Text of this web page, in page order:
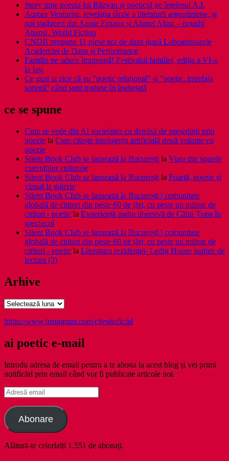
Story time poezia lui Răzvan și poeticul pe înțelesul A.I.
Aurora Venturini, revelația târzie a literaturii argentiniene, și
noi traduceri din Annie Ernaux și Ahmet Altan – noutăți
Anansi. World Fiction
CNDB propune 11 piese noi de dans după Laboaratoarele
Academiei de Dans și Performance
Familia ne aduce împreună! Festivalul familiei, ediția a VI-a,
la Iași
Ce gust ai zice că au ”poetic relațional” și ”poetic. interfața
sonoră” când sunt traduse în înghețată
ce se spune
Cum se vede din AI societatea cu demisii de președinți prin
poezie la Cum citește inteligența artificială două volume cu
poezie
Silent Book Club se lansează la București la Viaţa din spatele
execuţiilor culturale
Silent Book Club se lansează la București la Foarţă, poezie şi
vizual la galerie
Silent Book Club se lansează la București | comunitate
globală de cititori din peste 60 de țări, cu peste un milion de
cititori - poetic la Experiență audio imersivă de Călin Țopa în
spectacol
Silent Book Club se lansează la București | comunitate
globală de cititori din peste 60 de țări, cu peste un milion de
cititori - poetic la Literatura rezidenţei- Ledig House inainte de
lectura (3)
Arhive
Arhive
https://www.instagram.com/citestioficial
ai poetic e-mail
Introdu adresa de email pentru a te abona la acest blog și vei primi
notificări prin email când vor fi publicate articole noi.
Adresă
email
Abonare
Alătură-te celorlalți 1.551 de abonați.